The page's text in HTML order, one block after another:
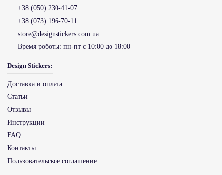
+38 (050) 230-41-07
+38 (073) 196-70-11
store@designstickers.com.ua
Время роботы: пн-пт с 10:00 до 18:00
Design Stickers:
Доставка и оплата
Статьи
Отзывы
Инструкции
FAQ
Контакты
Пользовательское соглашение